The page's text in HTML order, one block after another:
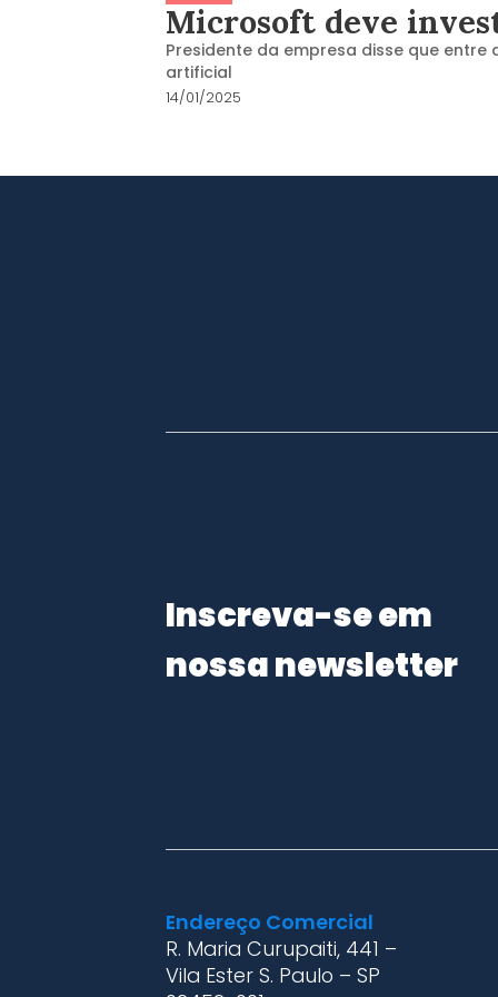
Microsoft deve
Presidente da empresa disse que
artificial
14/01/2025
Inscreva-se em
nossa newsletter
Endereço Comercial
R. Maria Curupaiti, 441 –
Vila Ester S. Paulo – SP